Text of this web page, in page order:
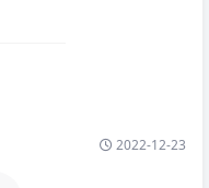
2022-12-23